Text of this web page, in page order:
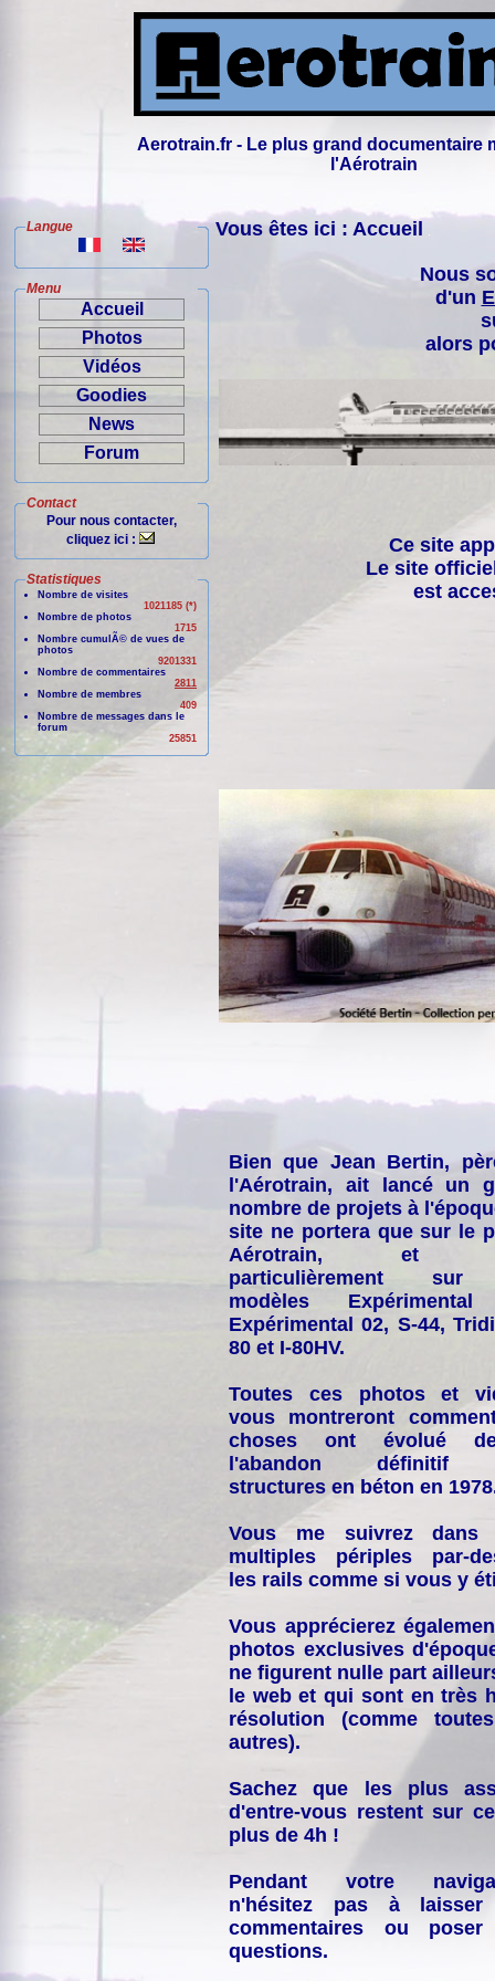
Aerotrain.fr - Le plus grand documentaire
l'Aérotrain
Langue
Menu
Accueil
Photos
Vidéos
Goodies
News
Forum
Contact
Pour nous contacter,
cliquez ici :
Statistiques
Nombre de visites
1021185 (*)
Nombre de photos
1715
Nombre cumulÃ© de vues de
photos
9201331
Nombre de commentaires
2811
Nombre de membres
409
Nombre de messages dans le
forum
25851
Vous êtes ici : Accueil
Nous
d'un
alors
Ce site
Le site
est
Bien que Jean Bertin,
l'Aérotrain, ait lancé un
nombre de projets à
site ne portera que sur le
Aérotrain, et
particulièrement
modèles
Expérimental 02, S-44,
80 et I-80HV.
Toutes ces photos et
vous montreront
choses ont évolué
l'abandon définitif
structures en béton en
Vous me suivrez dans
multiples périples par-
les rails comme si vous y
Vous apprécierez
photos exclusives
ne figurent nulle part
le web et qui sont en très
résolution (comme
autres).
Sachez que les plus
d'entre-vous restent sur
plus de 4h !
Pendant votre
n'hésitez pas à laisser
commentaires ou
questions.